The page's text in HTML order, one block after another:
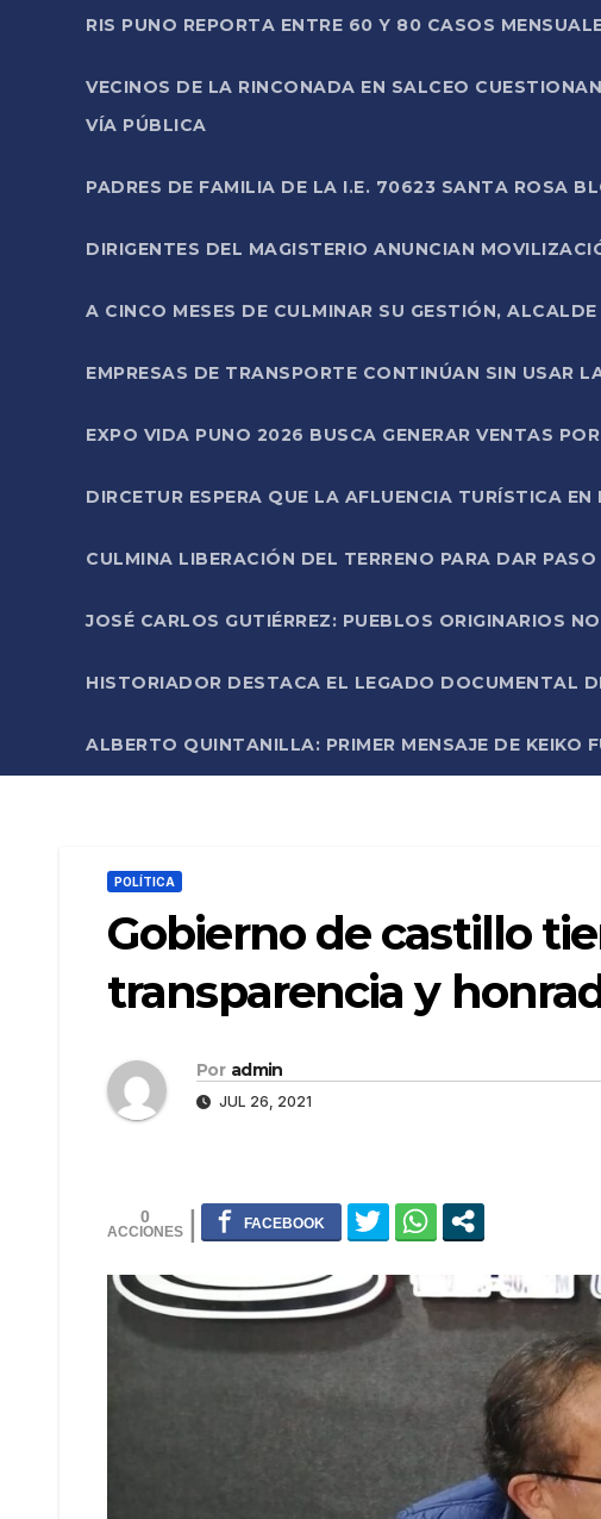
RIS PUNO REPORTA ENTRE 60 Y 80 CASOS
VECINOS DE LA RINCONADA EN SALCEO
VÍA PÚBLICA
PADRES DE FAMILIA DE LA I.E. 70623 SANTA ROSA
DIRIGENTES DEL MAGISTERIO ANUNCIAN
A CINCO MESES DE CULMINAR SU GESTIÓN,
EMPRESAS DE TRANSPORTE CONTINÚAN SIN USAR
EXPO VIDA PUNO 2026 BUSCA GENERAR VENTAS
DIRCETUR ESPERA QUE LA AFLUENCIA TURÍSTICA
CULMINA LIBERACIÓN DEL TERRENO PARA DAR
JOSÉ CARLOS GUTIÉRREZ: PUEBLOS ORIGINARIOS
HISTORIADOR DESTACA EL LEGADO DOCUMENTAL
ALBERTO QUINTANILLA: PRIMER MENSAJE DE KEIKO
POLÍTICA
Gobierno de castillo
transparencia y
Por admin
JUL 26, 2021
0